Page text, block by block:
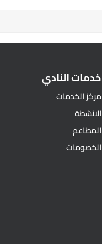
خدمات النادي
مركز الخدمات
الانشطة
المطاعم
الخصومات